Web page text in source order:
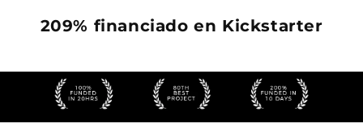
209% financiado en Kickstarter